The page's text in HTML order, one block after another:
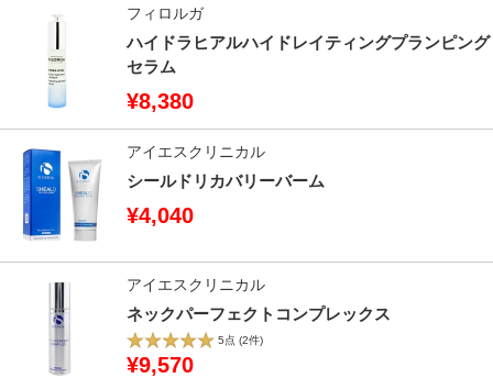
フィロルガ
ハイドラヒアルハイドレイティングプランピング
セラム
¥8,380
アイエスクリニカル
シールドリカバリーバーム
¥4,040
アイエスクリニカル
ネックパーフェクトコンプレックス
5点 (2件)
¥9,570